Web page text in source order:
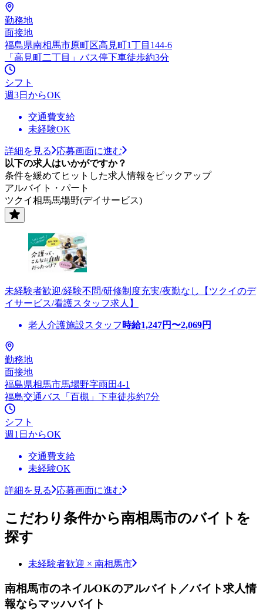
勤務地
面接地
福島県南相馬市原町区高見町1丁目144-6
「高見町二丁目」バス停下車徒歩約3分
シフト
週3日からOK
交通費支給
未経験OK
詳細を見る
応募画面に進む
以下の求人はいかがですか？
条件を緩めてヒットした求人情報をピックアップ
アルバイト・パート
ツクイ相馬馬場野(デイサービス)
未経験者歓迎/経験不問/研修制度充実/夜勤なし【ツクイのデ
イサービス/看護スタッフ求人】
老人介護施設スタッフ 時給1,247円〜2,069円
勤務地
面接地
福島県相馬市馬場野字雨田4-1
福島交通バス「百槻」下車徒歩約7分
シフト
週1日からOK
交通費支給
未経験OK
詳細を見る 応募画面に進む
こだわり条件から南相馬市のバイトを
探す
未経験者歓迎 × 南相馬市
南相馬市のネイルOKのアルバイト／バイト求人情
報ならマッハバイト